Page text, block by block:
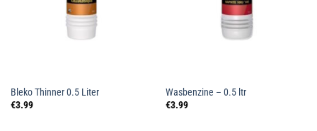
Bleko Thinner 0.5 Liter
€3.99
Wasbenzine – 0.5 ltr
€3.99